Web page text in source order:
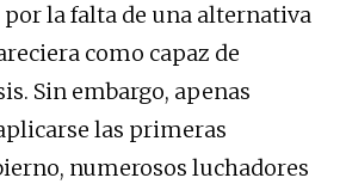
la falta de una alternativa
como capaz de
Sin embargo, apenas
las primeras
numerosos luchadores